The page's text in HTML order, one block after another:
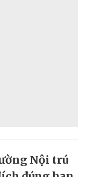
Nội trú